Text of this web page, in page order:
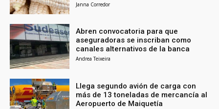
Janna Corredor
Abren convocatoria para que
aseguradoras se inscriban como
canales alternativos de la banca
Andrea Teixeira
Llega segundo avión de carga con
más de 13 toneladas de mercancía al
Aeropuerto de Maiquetía